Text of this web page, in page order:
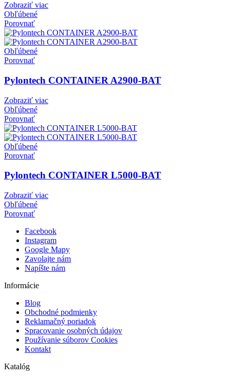
Zobraziť viac
Obľúbené
Porovnať
Obľúbené
Porovnať
Pylontech CONTAINER A2900-BAT
Zobraziť viac
Obľúbené
Porovnať
Obľúbené
Porovnať
Pylontech CONTAINER L5000-BAT
Zobraziť viac
Obľúbené
Porovnať
Facebook
Instagram
Google Mapy
Zavolajte nám
Napíšte nám
Informácie
Blog
Obchodné podmienky
Reklamačný poriadok
Spracovanie osobných údajov
Používanie súborov Cookies
Kontakt
Katalóg